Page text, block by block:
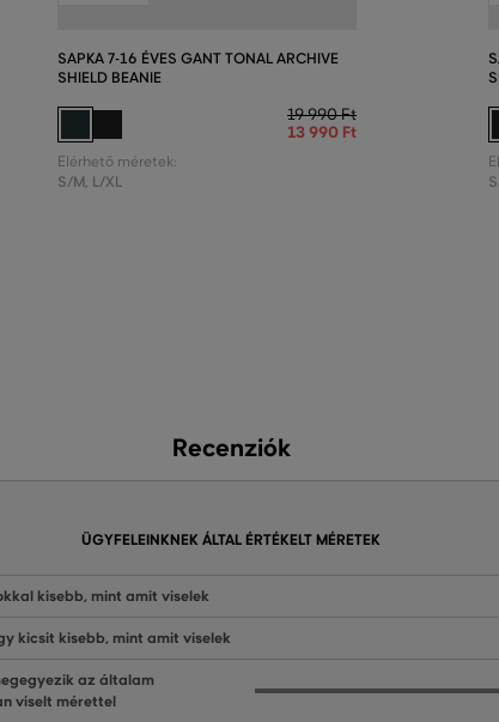
SAPKA 7-16 ÉVES GANT TONAL ARCHIVE
SHIELD BEANIE
19 990 Ft
13 990 Ft
Elérhető méretek:
S/M, L/XL
Recenziók
ÜGYFELEINKNEK ÁLTAL ÉRTÉKELT MÉRETEK
kisebb, mint amit viselek
kicsit kisebb, mint amit viselek
az általam
viselt mérettel